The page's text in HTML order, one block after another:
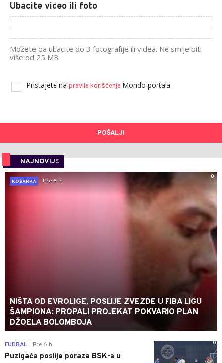
Ubacite video ili foto
Možete da ubacite do 3 fotografije ili videa. Ne smije biti
više od 25 MB.
Pristajete na pravila korišćenja Mondo portala.
POŠALJI
NAJNOVIJE
0
KOŠARKA
Pre 6 h
NIŠTA OD EVROLIGE, POSLIJE ZVEZDE U FIBA LIGU
ŠAMPIONA: PROPALI PROJEKAT POKVARIO PLAN
DŽOELA BOLOMBOJA
0
FUDBAL Pre 6 h
Puzigaća poslije poraza BSK-a u